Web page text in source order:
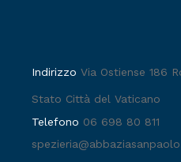
IndirizzoVia Ostiense 186
Stato Città del Vaticano
Telefono 06 698 80 811